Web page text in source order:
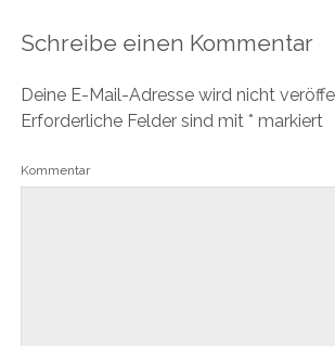
Schreibe einen Kommentar
Deine E-Mail-Adresse wird nicht
Erforderliche Felder sind mit * markiert
Kommentar